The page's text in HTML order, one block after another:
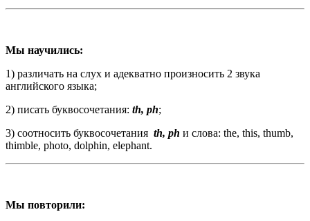
Мы научились:
1) различать на слух и адекватно произносить 2 звука
английского языка;
2) писать буквосочетания: th, ph;
3) соотносить буквосочетания th, ph и слова: the, this, thumb,
thimble, photo, dolphin, elephant.
Мы повторили: